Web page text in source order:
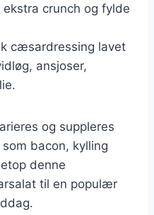
ekstra crunch og fylde
cæsardressing lavet
ansjoser,
og suppleres
bacon, kylling
denne
til en populær